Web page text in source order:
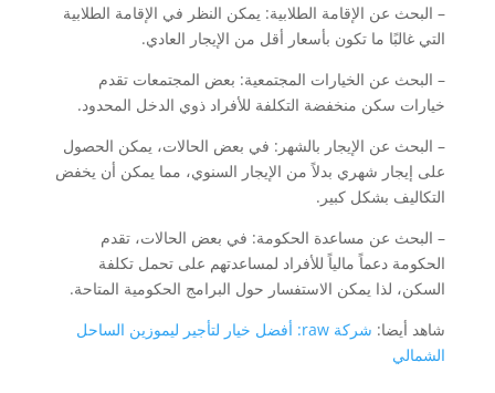
– البحث عن الإقامة الطلابية: يمكن النظر في الإقامة الطلابية
التي غالبًا ما تكون بأسعار أقل من الإيجار العادي.
– البحث عن الخيارات المجتمعية: بعض المجتمعات تقدم
خيارات سكن منخفضة التكلفة للأفراد ذوي الدخل المحدود.
– البحث عن الإيجار بالشهر: في بعض الحالات، يمكن الحصول
على إيجار شهري بدلاً من الإيجار السنوي، مما يمكن أن يخفض
التكاليف بشكل كبير.
– البحث عن مساعدة الحكومة: في بعض الحالات، تقدم
الحكومة دعماً مالياً للأفراد لمساعدتهم على تحمل تكلفة
السكن، لذا يمكن الاستفسار حول البرامج الحكومية المتاحة.
شاهد أيضا:
شركة raw: أفضل خيار لتأجير ليموزين الساحل
الشمالي